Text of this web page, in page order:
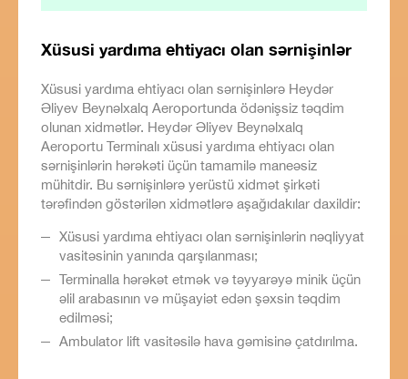
Xüsusi yardıma ehtiyacı olan sərnişinlər
Xüsusi yardıma ehtiyacı olan sərnişinlərə Heydər
Əliyev Beynəlxalq Aeroportunda ödənişsiz təqdim
olunan xidmətlər. Heydər Əliyev Beynəlxalq
Aeroportu Terminalı xüsusi yardıma ehtiyacı olan
sərnişinlərin hərəkəti üçün tamamilə maneəsiz
mühitdir. Bu sərnişinlərə yerüstü xidmət şirkəti
tərəfindən göstərilən xidmətlərə aşağıdakılar daxildir:
Xüsusi yardıma ehtiyacı olan sərnişinlərin nəqliyyat
vasitəsinin yanında qarşılanması;
Terminalla hərəkət etmək və təyyarəyə minik üçün
əlil arabasının və müşayiət edən şəxsin təqdim
edilməsi;
Ambulator lift vasitəsilə hava gəmisinə çatdırılma.